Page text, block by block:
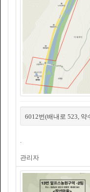
6012번(배내로 523, 약
.
관리자